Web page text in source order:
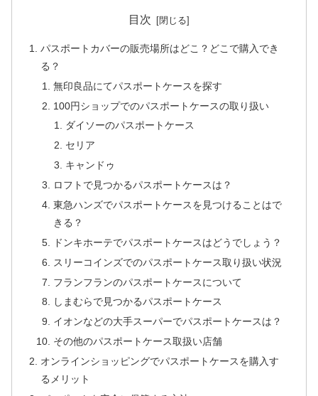
目次
パスポートカバーの販売場所はどこ？どこで購入でき
る？
無印良品にてパスポートケースを探す
100円ショップでのパスポートケースの取り扱い
ダイソーのパスポートケース
セリア
キャンドゥ
ロフトで見つかるパスポートケースは？
東急ハンズでパスポートケースを見つけることはで
きる？
ドンキホーテでパスポートケースはどうでしょう？
スリーコインズでのパスポートケース取り扱い状況
フランフランのパスポートケースについて
しまむらで見つかるパスポートケース
イオンなどの大手スーパーでパスポートケースは？
その他のパスポートケース取扱い店舗
オンラインショッピングでパスポートケースを購入す
るメリット